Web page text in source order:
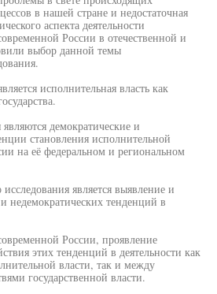
в нашей стране и недостаточная
аспекта деятельности
России в отечественной и
выбор данной темы
исполнительная власть как
демократические и
становления исполнительной
на её федеральном и региональном
является выявление и
недемократических тенденций в
России, проявление
этих тенденций в деятельности как
власти, так и между
государственной власти.